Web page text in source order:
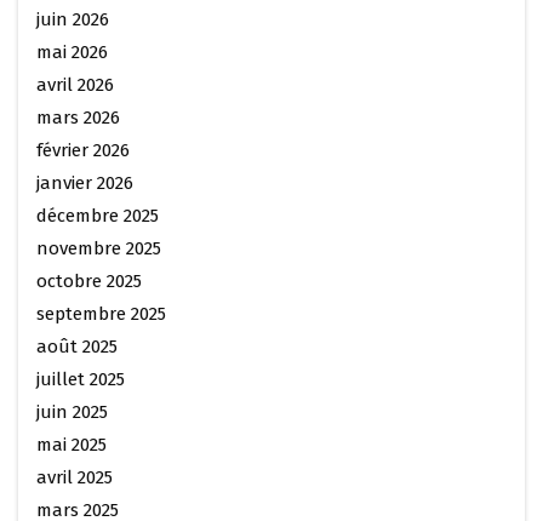
juin 2026
mai 2026
avril 2026
mars 2026
février 2026
janvier 2026
décembre 2025
novembre 2025
octobre 2025
septembre 2025
août 2025
juillet 2025
juin 2025
mai 2025
avril 2025
mars 2025